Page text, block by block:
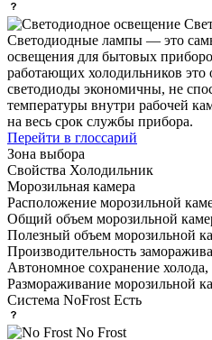
Светодиодные лампы — это
освещения для бытовых
работающих холодильников это
светодиоды экономичны, не
температуры внутри рабочей
на весь срок службы прибора.
Перейти в глоссарий
Зона выбора
Свойства Холодильник
Морозильная камера
Расположение морозильной
Общий объем морозильной
Полезный объем морозильной
Производительность
Автономное сохранение холода,
Размораживание морозильной
Система NoFrost Есть
No Frost